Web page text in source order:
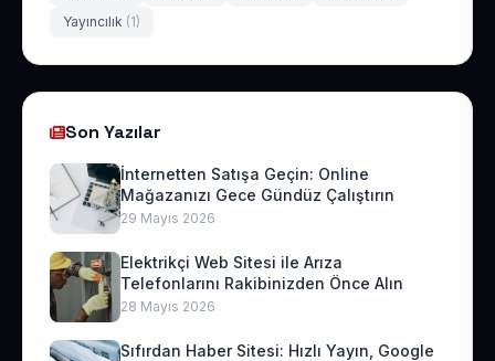
Yayıncılık (1)
Son Yazılar
İnternetten Satışa Geçin: Online
Mağazanızı Gece Gündüz Çalıştırın
29 Mayıs 2026
Elektrikçi Web Sitesi ile Arıza
Telefonlarını Rakibinizden Önce Alın
28 Mayıs 2026
Sıfırdan Haber Sitesi: Hızlı Yayın, Google